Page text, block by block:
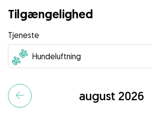
Tilgængelighed
Tjeneste
august 2026